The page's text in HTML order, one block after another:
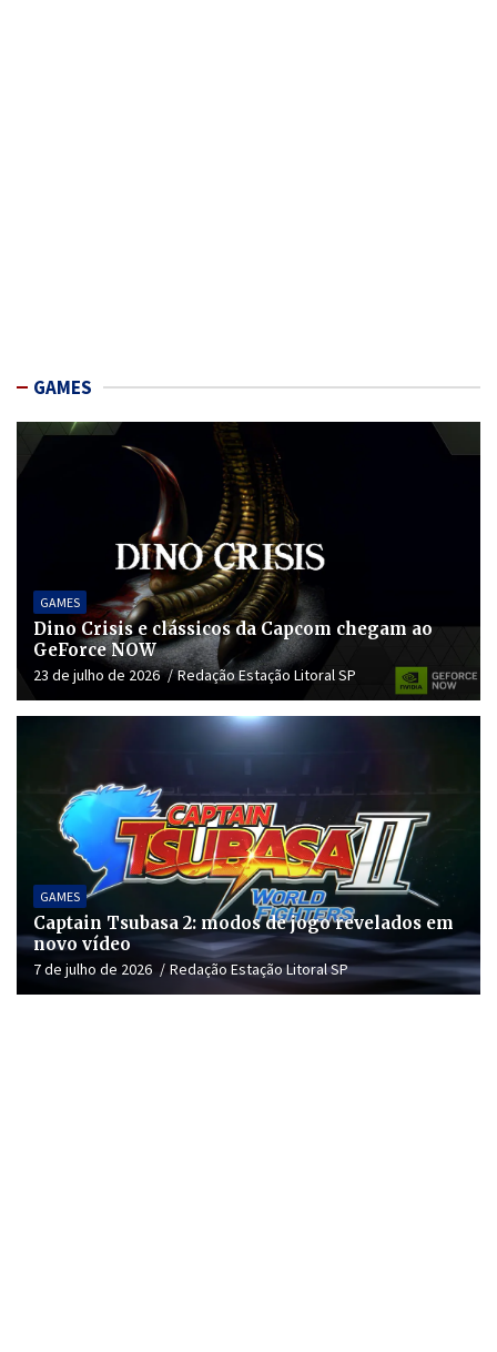
GAMES
GAMES
Dino Crisis e clássicos da Capcom chegam ao
GeForce NOW
23 de julho de 2026 Redação Estação Litoral SP
GAMES
Captain Tsubasa 2: modos de jogo revelados em
novo vídeo
7 de julho de 2026 Redação Estação Litoral SP